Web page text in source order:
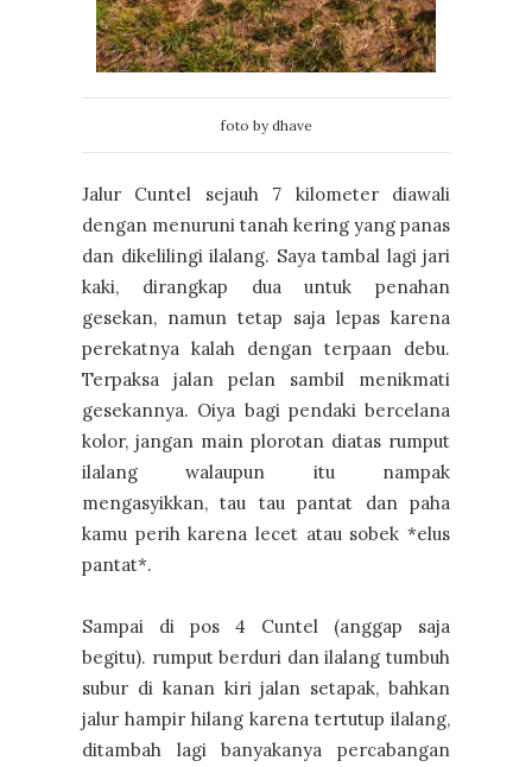
foto by dhave
Jalur Cuntel sejauh 7 kilometer diawali
dengan menuruni tanah kering yang panas
dan dikelilingi ilalang. Saya tambal lagi jari
kaki, dirangkap dua untuk penahan
gesekan, namun tetap saja lepas karena
perekatnya kalah dengan terpaan debu.
Terpaksa jalan pelan sambil menikmati
gesekannya. Oiya bagi pendaki bercelana
kolor, jangan main plorotan diatas rumput
ilalang walaupun itu nampak
mengasyikkan, tau tau pantat dan paha
kamu perih karena lecet atau sobek *elus
pantat*.
Sampai di pos 4 Cuntel (anggap saja
begitu). rumput berduri dan ilalang tumbuh
subur di kanan kiri jalan setapak, bahkan
jalur hampir hilang karena tertutup ilalang,
ditambah lagi banyakanya percabangan